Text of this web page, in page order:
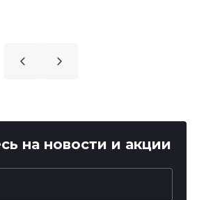
на новости и акции